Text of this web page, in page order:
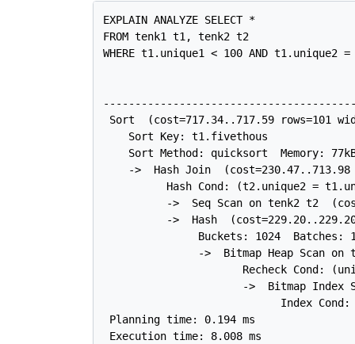
EXPLAIN ANALYZE SELECT *
FROM tenk1 t1, tenk2 t2
WHERE t1.unique1 < 100 AND t1.unique2
Sort  (cost=717.34..717.59 rows=101
    Sort Key: t1.fivethous
Sort Method: quicksort  Memory:
->  Hash Join
Hash Cond: (t2.unique2 =
->  Seq Scan on tenk2 t2
->  Hash
Buckets: 1024  Batches:
->  Bitmap Heap Scan on
Recheck Cond:
->  Bitmap Index
Index Cond:
Planning time: 0.194 ms
Execution time: 8.008 ms